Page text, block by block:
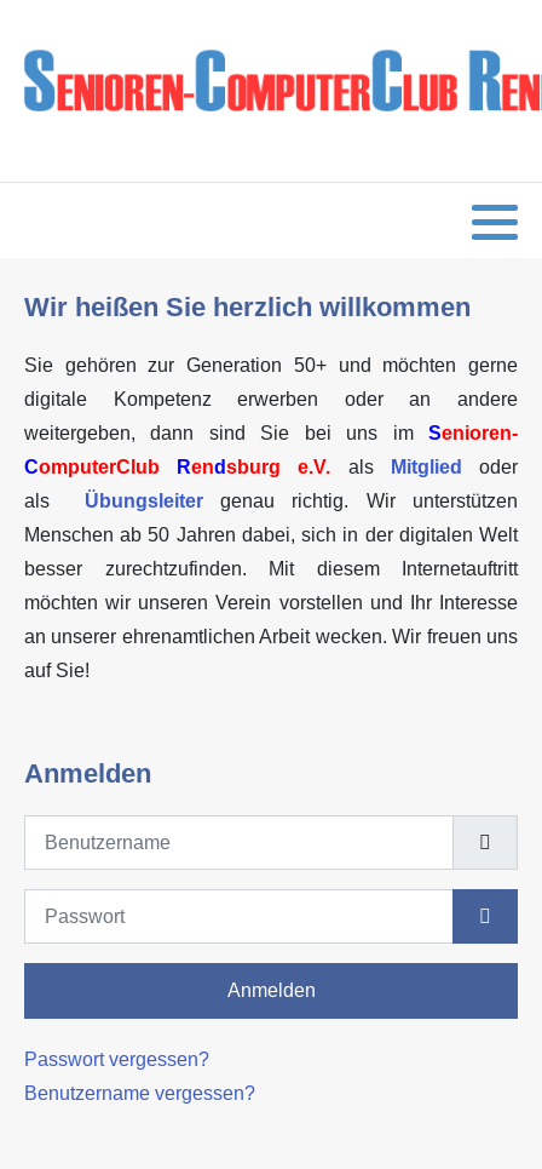
Wir heißen Sie herzlich willkommen
Sie gehören zur Generation 50+ und möchten gerne
digitale Kompetenz erwerben oder an andere
weitergeben, dann sind Sie bei uns im Senioren-
ComputerClub Rendsburg e.V. als Mitglied
oder
als Übungsleitergenau richtig. Wir unterstützen
Menschen ab 50 Jahren dabei, sich in der digitalen Welt
besser zurechtzufinden. Mit diesem Internetauftritt
möchten wir unseren Verein vorstellen und Ihr Interesse
an unserer ehrenamtlichen Arbeit wecken. Wir freuen uns
auf Sie!
Anmelden
Benutzername
Passwort
Anmelden
Passwort vergessen?
Benutzername vergessen?
Aktuelles